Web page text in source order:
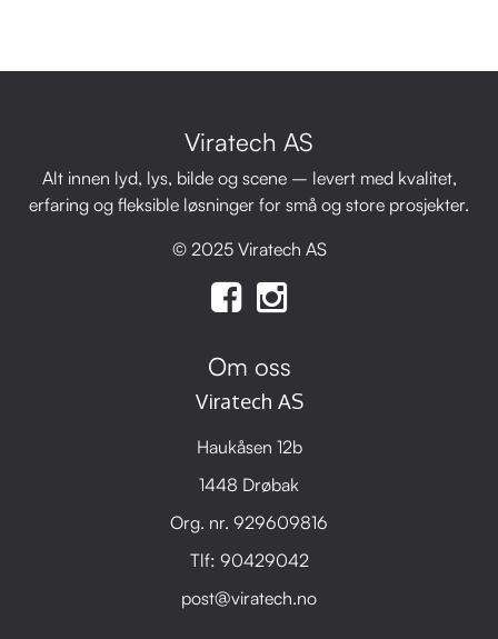
Viratech AS
Alt innen lyd, lys, bilde og scene – levert med kvalitet,
erfaring og fleksible løsninger for små og store prosjekter.
© 2025 Viratech AS
Om oss
Viratech AS
Haukåsen 12b
1448 Drøbak
Org. nr. 929609816
Tlf: 90429042
post@viratech.no